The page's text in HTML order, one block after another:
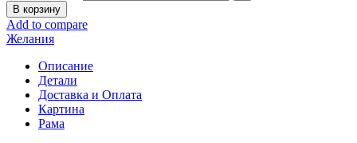
В корзину
Add to compare
Желания
Описание
Детали
Доставка и Оплата
Картина
Рама